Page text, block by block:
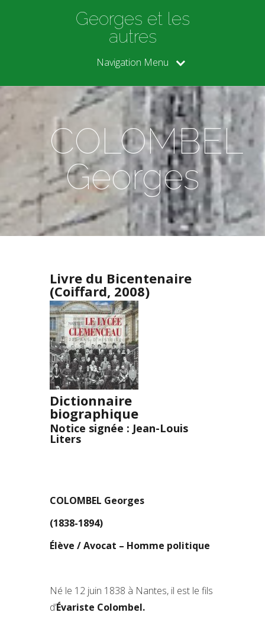
Georges et les
autres
Navigation Menu
COLOMBEL
Georges
Livre du Bicentenaire
(Coiffard, 2008)
Dictionnaire
biographique
Notice signée : Jean-Louis
Liters
COLOMBEL Georges
(1838-1894)
Élève / Avocat – Homme politique
Né le 12 juin 1838 à Nantes, il est le fils
d’Évariste Colombel.